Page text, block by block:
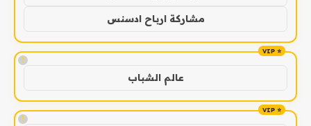
مشاركة ارباح ادسنس
!
عالم الشباب
!